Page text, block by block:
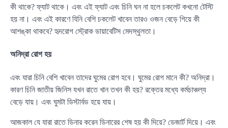
কী থাকে? ফ্যাট থাকে। এবং এই ফ্যাট এবং চিনি ঘন না হলে চকলেট কখনো টেস্টি
হয় না। এবং এই কারণে যিনি বেশি চকলেট খাবেন তারও ওজন বেড়ে গিয়ে কী
আশঙ্কা থাকবে? হৃদরোগ স্ট্রোক ডায়াবেটিস মেদস্থুলতা।
অনিদ্রা রোগ হয়
এবং যারা চিনি বেশি খাবেন তাদের ঘুমের রোগ হবে। ঘুমের রোগ মানে কী? অনিদ্রা।
কারণ চিনি জাতীয় জিনিস যখন রাতে খান তখন কী হয়? রক্তের মধ্যে কর্মচাঞ্চল্য
বেড়ে যায়। এবং ঘুমটা ডিস্টার্বড হয়ে যায়।
আজকাল যে যারা রাতে ডিনার করেন ডিনারের শেষ হয় কী দিয়ে? ডেজার্ট দিয়ে। এবং